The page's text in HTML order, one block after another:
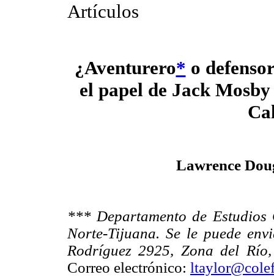
Artículos
¿Aventurero* o
el papel de Jack
Lawrence
*** Departamento de
Norte-Tijuana. Se le puede
Rodríguez 2925, Zona del
Correo electrónico: